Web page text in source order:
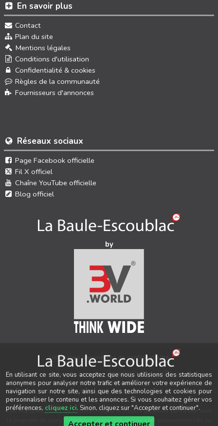
Réseaux sociaux
Page Facebook officielle
Fil X officiel
Chaîne YouTube officielle
Blog officiel
En savoir plus
Contact
Plan du site
Mentions légales
Conditions d'utilisation
Confidentialité & cookies
Règles de la communauté
Fournisseurs d'annonces
by
Gérer mes paramètres de confidentialité
Auteur & conception 3V.WORLD&New3S ®
© 2021-2026 New3S®
Tous droits réservés.
Les marques, noms de sociétés, logos et visuels présents sur ce site sont
la propriété de leurs détenteurs respectifs, qui ne sont aucunement liés ou
En utilisant ce site, vous acceptez que nous utilisions des statistiques
anonymes pour analyser notre trafic et améliorer votre expérience de
navigation sur notre site, ainsi que des technologies et cookies pour
personnaliser le contenu et les annonces. Si vous souhaitez gérer vos
préférences, cliquez ici. Sinon, cliquez sur "Accepter et continuer".
Accepter et continuer